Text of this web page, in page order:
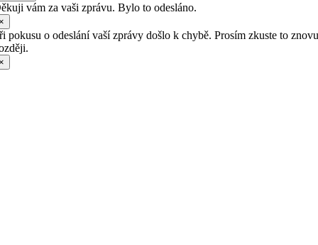
vám za vaši zprávu. Bylo to odesláno.
pokusu o odeslání vaší zprávy došlo k chybě. Prosím zkuste to